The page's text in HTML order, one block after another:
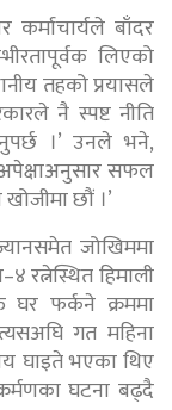
कर्माचार्यले बाँदर
लिएको
तहको प्रयासले
नै स्पष्ट नीति
।’ उनले भने,
सफल
छौं ।’
जोखिममा
रत्नेस्थित हिमाली
घर फर्कने क्रममा
गत महिना
घाइते भएका थिए
घटना बढ्दै